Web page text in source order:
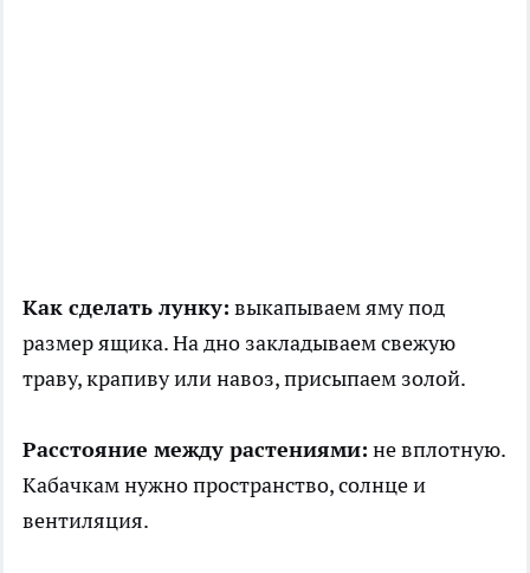
Как сделать лунку: выкапываем яму под
размер ящика. На дно закладываем свежую
траву, крапиву или навоз, присыпаем золой.
Расстояние между растениями: не вплотную.
Кабачкам нужно пространство, солнце и
вентиляция.